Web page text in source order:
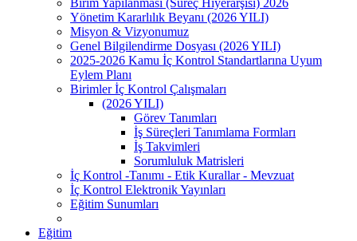
Yönetim Kararlılık Beyanı (2026 YILI)
Misyon & Vizyonumuz
Genel Bilgilendirme Dosyası (2026 YILI)
2025-2026 Kamu İç Kontrol Standartlarına Uyum
Eylem Planı
Birimler İç Kontrol Çalışmaları
(2026 YILI)
Görev Tanımları
İş Süreçleri Tanımlama Formları
İş Takvimleri
Sorumluluk Matrisleri
İç Kontrol -Tanımı - Etik Kurallar - Mevzuat
İç Kontrol Elektronik Yayınları
Eğitim Sunumları
Eğitim